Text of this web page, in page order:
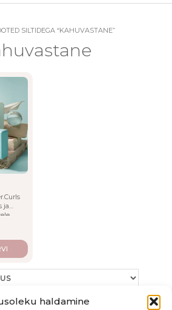
haldamine
Conditioner 250ml
64.00€–128.00€ /L
LISA
product
multiple
variants.
The
options
may
be
on
SILTIDEGA “KAHUVASTANE”
ja